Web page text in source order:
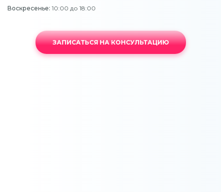
Воскресенье: 10:00 до 18:00
ЗАПИСАТЬСЯ НА КОНСУЛЬТАЦИЮ